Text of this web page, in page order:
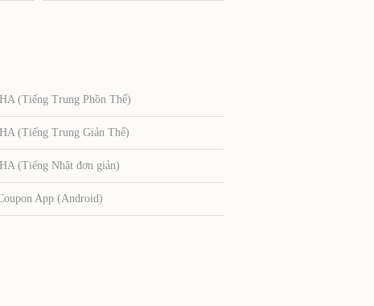
(Tiếng Trung Phồn Thể)
(Tiếng Trung Giản Thể)
(Tiếng Nhật đơn giản)
App (Android)